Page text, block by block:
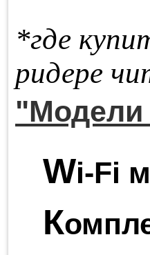
*где
ри­де­ре
"Модели
Wi-Fi
К